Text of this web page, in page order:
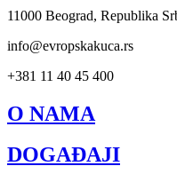
11000 Beograd, Republika
info@evropskakuca.rs
+381 11 40 45 400
O NAMA
DOGAĐAJI